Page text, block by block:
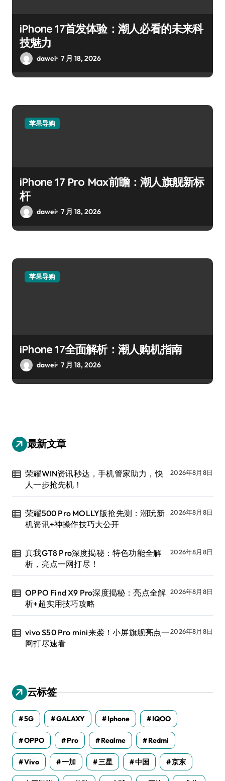
iPhone 17首发体验：潮人必看的未来科
技魅力
dawei 7 月 18, 2026
苹果导购
iPhone 17 Pro Max前瞻：潮人旗舰新标
杆
dawei 7 月 18, 2026
苹果导购
iPhone 17全面解析：潮人购机指南
dawei 7 月 18, 2026
最新文章
荣耀WIN资讯秒达，手机管家助力，快
人一步抢先机！
2026年8月8日
荣耀500 Pro MOLLY版抢先测：潮玩新
机资讯+神操作技巧大公开
2026年8月8日
真我GT8 Pro深度揭秘：特色功能全解
析，亮点一网打尽！
2026年8月8日
OPPO Find X9 Pro深度揭秘：亮点全解
析+超实用技巧攻略
2026年8月8日
vivo S50 Pro mini来袭！小屏旗舰亮点一
网打尽速看
2026年8月8日
云标签
5G GALAXY Iphone IQOO
OPPO Pro Realme Redmi
Vivo 一加 三星 中国 京东